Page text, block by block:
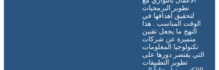
تطوير البرمجيات
لتحقيق أهدافها في
الوقت المناسب . هذا
النهج ما يجعل تقنين
متميزة عن شركات
تكنولوجيا المعلومات
التي يقتصر دورها على
تطوير التطبيقات